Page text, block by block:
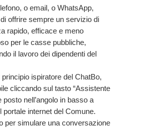
o email, o WhatsApp,
offrire sempre un servizio di
rapido, efficace e meno
per le casse pubbliche,
il lavoro dei dipendenti del
principio ispiratore del ChatBo,
cliccando sul tasto “Assistente
posto nell’angolo in basso a
portale internet del Comune.
per simulare una conversazione